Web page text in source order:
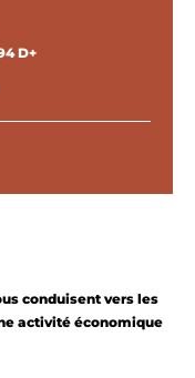
conduisent vers les
activité économique
D+